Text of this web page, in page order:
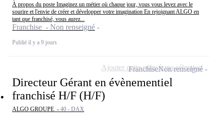
À propos du poste Imaginez un métier où chaque jour, vous vous levez avec le
sourire et l'envie de créer et développer votre imagination En rejoignant ALGO en
tant que franchisé, vous aurez...
Franchise - Non renseigné
Publié il y a 9 jours
Directeur Gérant en évènementiel
franchisé H/F (H/F)
ALGO GROUPE - 40 - DAX
FranchiseNon renseigné
Ajouter cette offre à ma sélection